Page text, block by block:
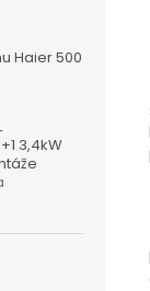
Haier 500
3,4kW